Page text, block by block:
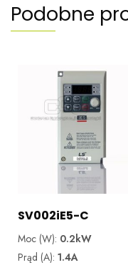
Podobne
SV002iE5-C
Moc (W): 0.2kW
Prąd (A): 1.4A